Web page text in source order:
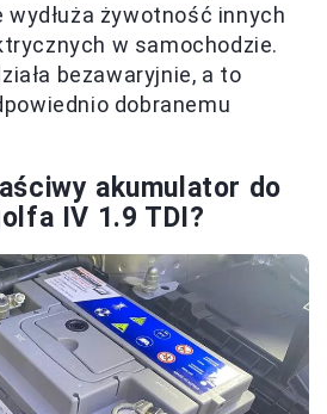
wydłuża żywotność innych
w samochodzie.
bezawaryjnie, a to
dobranemu
akumulator do
IV 1.9 TDI?